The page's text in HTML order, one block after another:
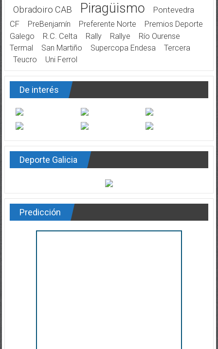
Obradoiro CAB Piragüismo
Pontevedra
CF
PreBenjamín Preferente Norte
Premios Deporte
Galego
R.C. Celta Rally Rallye
Río Ourense
Termal
San Martiño Supercopa Endesa
Tercera
Teucro
Uni Ferrol
De interés
Deporte Galicia
Predicción